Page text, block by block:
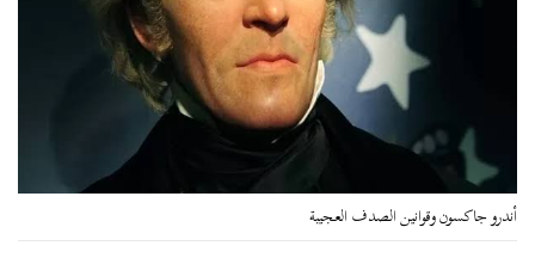
أندرو جاكسون وقوانين الصدف العجيبة